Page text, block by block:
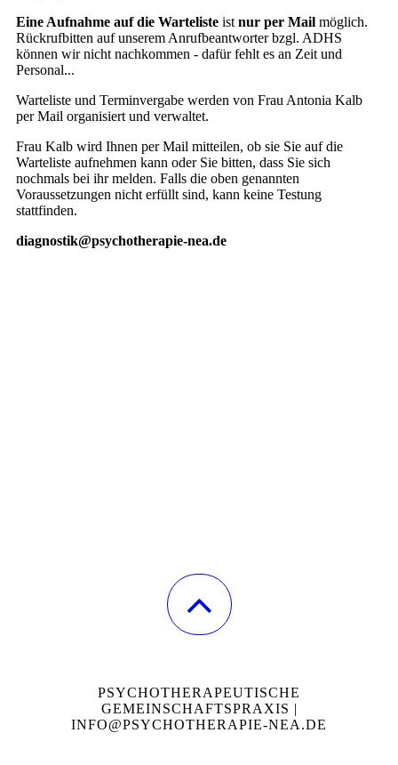
Eine Aufnahme auf die Warteliste ist nur per Mailmöglich.
Rückrufbitten auf unserem Anrufbeantworter bzgl. ADHS
können wir nicht nachkommen - dafür fehlt es an Zeit und
Personal...
Warteliste und Terminvergabe werden von Frau Antonia Kalb
per Mail organisiert und verwaltet.
Frau Kalb wird Ihnen per Mail mitteilen, ob sie Sie auf die
Warteliste aufnehmen kann oder Sie bitten, dass Sie sich
nochmals bei ihr melden. Falls die oben genannten
Voraussetzungen nicht erfüllt sind, kann keine Testung
stattfinden.
diagnostik@psychotherapie-nea.de
PSYCHOTHERAPEUTISCHE
GEMEINSCHAFTSPRAXIS |
INFO@PSYCHOTHERAPIE-NEA.DE